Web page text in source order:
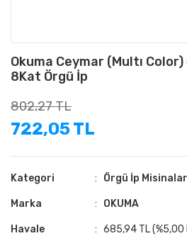
Okuma Ceymar (Multı
8Kat Örgü İp
722,05 TL
802,27 TL
Kategori Örgü İp Misinalar
Marka OKUMA
Havale 685,94 TL